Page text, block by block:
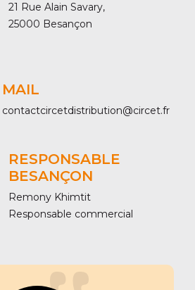
21 Rue Alain Savary,
25000 Besançon
MAIL
contactcircetdistribution@circet.fr
RESPONSABLE
BESANÇON
Remony Khimtit
Responsable commercial